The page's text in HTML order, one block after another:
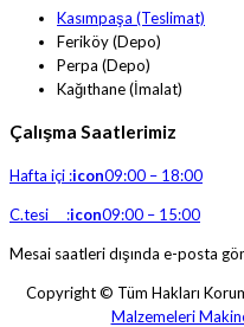
Kasımpaşa (Teslimat)
Feriköy (Depo)
Perpa (Depo)
Kağıthane (İmalat)
Çalışma Saatlerimiz
Hafta içi :icon09:00 – 18:00
C.tesi :icon09:00 – 15:00
Mesai saatleri dışında e-posta
Copyright © Tüm Hakları
Malzemeleri